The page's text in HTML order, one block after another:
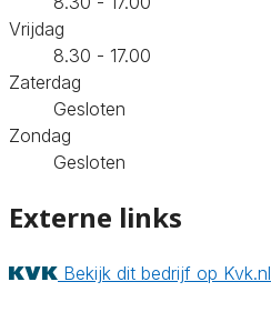
Vrijdag
8.30 - 17.00
Zaterdag
Gesloten
Zondag
Gesloten
Externe links
Bekijk dit bedrijf op Kvk.nl